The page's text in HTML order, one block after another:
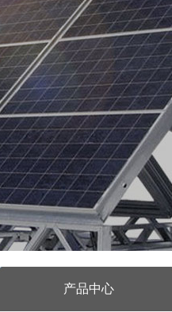
产品中心